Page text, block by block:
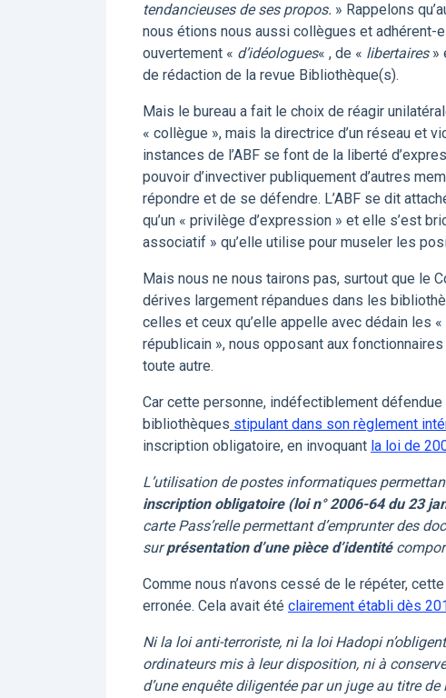
tendancieuses de ses propos. » Rappelons
nous étions nous aussi collègues et adhérent-
ouvertement « d’idéologues« , de « libertaires»
de rédaction de la revue Bibliothèque(s).
Mais le bureau a fait le choix de réagir
« collègue », mais la directrice d’un réseau et
instances de l’ABF se font de la liberté
pouvoir d’invectiver publiquement d’autres
répondre et de se défendre. L’ABF se dit
qu’un « privilège d’expression » et elle s’est
associatif » qu’elle utilise pour museler les
Mais nous ne nous tairons pas, surtout que le
dérives largement répandues dans les
celles et ceux qu’elle appelle avec dédain les
républicain », nous opposant aux
toute autre.
Car cette personne, indéfectiblement
bibliothèques stipulant dans son règlement
inscription obligatoire, en invoquant la loi de
L’utilisation de postes informatiques
inscription obligatoire (loi n° 2006-64 du 23
carte Pass’relle permettant d’emprunter des
surprésentation d’une pièce d’identité
Comme nous n’avons cessé de le répéter,
erronée. Cela avait été clairement établi dès
Ni la loi anti-terroriste, ni la loi Hadopi
ordinateurs mis à leur disposition, ni à
d’une enquête diligentée par un juge au titre